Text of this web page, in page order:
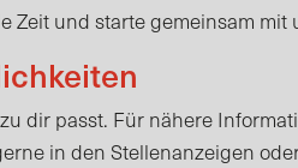
Zeit und starte gemeinsam mit
dir passt. Für nähere
in den Stellenanzeigen